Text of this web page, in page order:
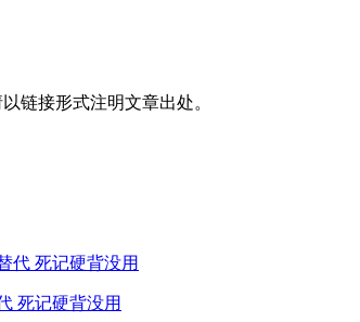
链接形式注明文章出处。
死记硬背没用